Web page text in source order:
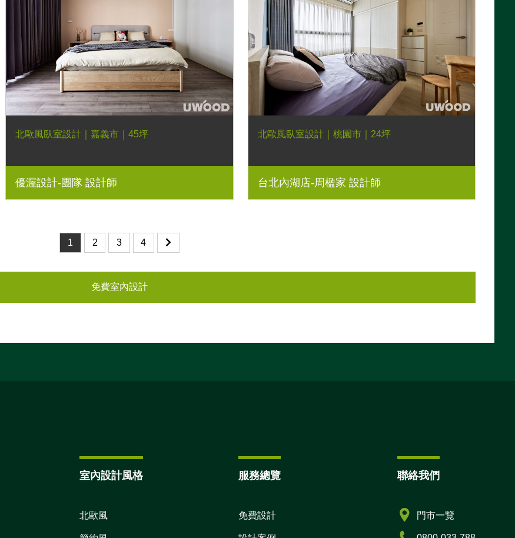
北歐風臥室設計｜嘉義市｜45坪
優渥設計-團隊 設計師
北歐風臥室設計｜桃園市｜24坪
台北內湖店-周楹家 設計師
1 2 3 4
免費室內設計
室內設計風格
北歐風
服務總覽
免費設計
聯絡我們
門市一覽